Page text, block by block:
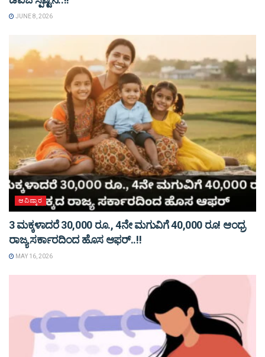
JUNE 8, 2026
ಆವಿಷ್ಕಾರ
3 ಮಕ್ಕಳಾದರೆ 30,000 ರೂ., 4ನೇ ಮಗುವಿಗೆ 40,000 ರೂ! ಆಂಧ್ರ
ರಾಜ್ಯ ಸರ್ಕಾರದಿಂದ ಹೊಸ ಆಫರ್..!!
MAY 16, 2026